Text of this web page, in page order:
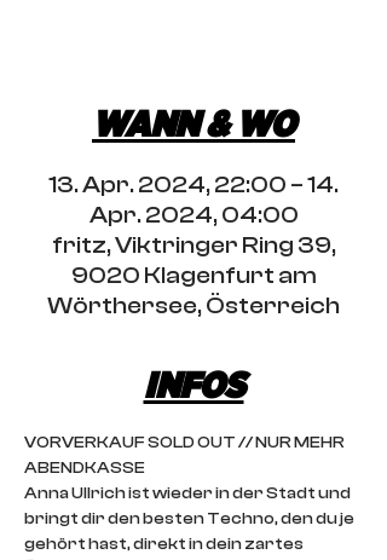
WANN & WO
13. Apr. 2024, 22:00 – 14.
Apr. 2024, 04:00
fritz, Viktringer Ring 39,
9020 Klagenfurt am
Wörthersee, Österreich
INFOS
VORVERKAUF SOLD OUT // NUR MEHR
ABENDKASSE
Anna Ullrich ist wieder in der Stadt und
bringt dir den besten Techno, den du je
gehört hast, direkt in dein zartes